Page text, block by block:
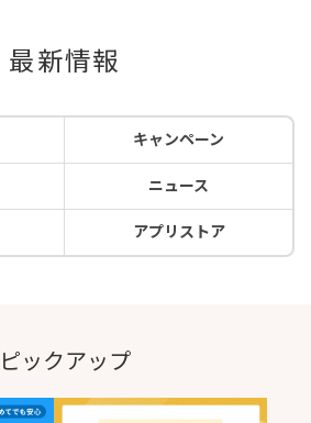
最新情報
キャンペーン
ニュース
アプリストア
ピックアップ